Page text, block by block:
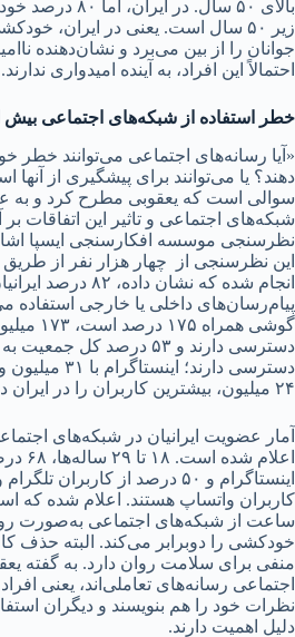
بالای ۵۰ سال. در
زیر ۵۰ سال است. یعنی در ایران،
جوانان را از بین می‌برد و نشان‌دهنده
احتمالاً این افراد، به آینده امیدواری ندارند.
خطر استفاده از شبکه‌های اجتماعی بیش از ۵
«آیا رسانه‌های اجتماعی می‌توانند خطر
دهند؟ یا می‌توانند برای پیشگیری از آنها
سوالی است که یعقوبی مطرح کرد و به
شبکه‌های اجتماعی و تاثیر این اتفاقات بر
نظرسنجی موسسه افکارسنجی ایسپا
این نظرسنجی از چهار هزار نفر از
انجام شده که نشان داده،
پیام‌رسان‌های داخلی یا خارجی استفاده
گوشی
دسترسی دارند و ۵۳ درصد کل
دسترسی دارند؛
۲۴ میلیون، بیشترین کاربران را در ایران دارند.
اعلام
ساعت از شبکه‌های اجتماعی به‌صورت
خودکشی را دوبرابر می‌کند. البته حذف
منفی برای سلامت روان دارد. به گفته
اجتماعی رسانه‌های تعاملی‌اند، یعنی افراد
نظرات خود را هم بنویسند و دیگران
دلیل اهمیت دارند.